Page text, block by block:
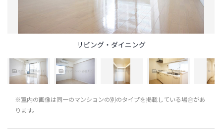
リビング・ダイニング
※室内の画像は同一のマンションの別のタイプを掲載している場合があ
ります。